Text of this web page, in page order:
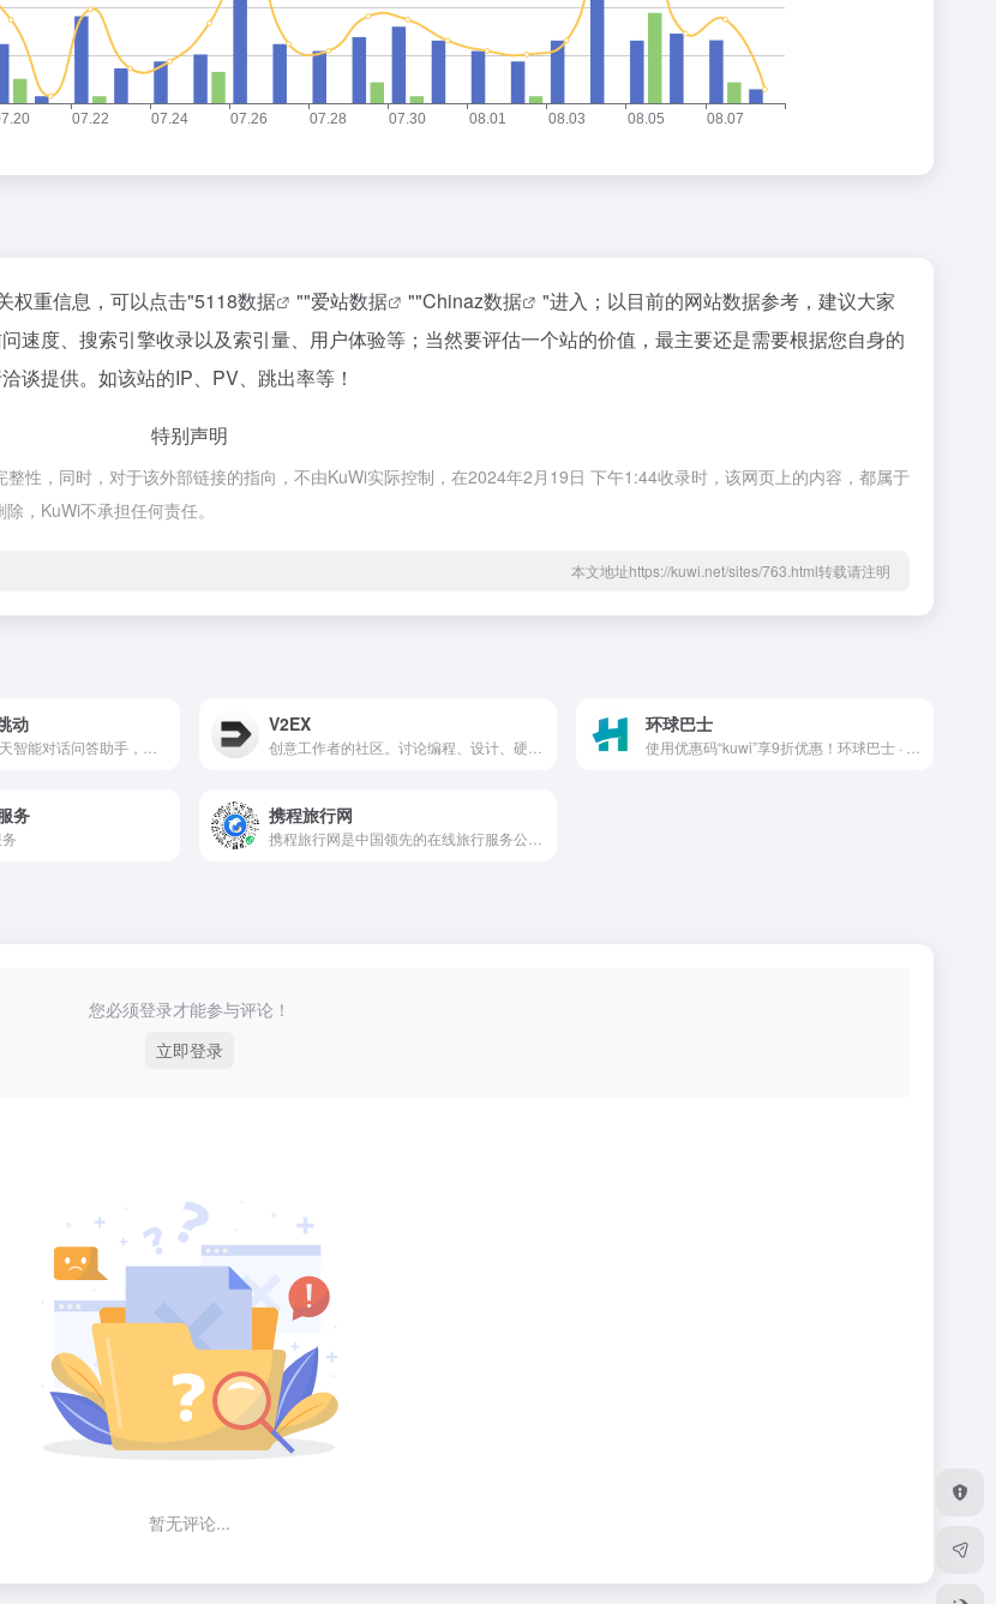
权重信息，可以点击"5118数据 ""爱站数据 ""Chinaz数据
"进入；以目前的网站数据参考，建议大家
速度、搜索引擎收录以及索引量、用户体验等；当然要评估一个站的价值，最主要还是需要根据您自身的
谈提供。如该站的IP、PV、跳出率等！
特别声明
性，同时，对于该外部链接的指向，不由KuWi实际控制，在2024年2月19日 下午1:44收录时，该网页上的内容，都属于
，KuWi不承担任何责任。
本文地址https://kuwi.net/sites/763.html转载请注明
动 V2EX 环球巴士
务 携程旅行网
您必须登录才能参与评论！
立即登录
暂无评论...